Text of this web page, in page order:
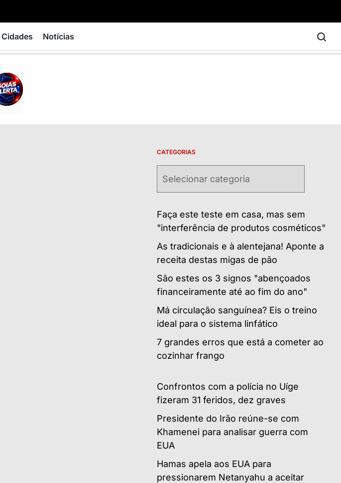
Cidades Notícias
CATEGORIAS
Faça este teste em casa, mas sem
"interferência de produtos cosméticos"
As tradicionais e à alentejana! Aponte a
receita destas migas de pão
São estes os 3 signos "abençoados
financeiramente até ao fim do ano"
Má circulação sanguínea? Eis o treino
ideal para o sistema linfático
7 grandes erros que está a cometer ao
cozinhar frango
Confrontos com a polícia no Uíge
fizeram 31 feridos, dez graves
Presidente do Irão reúne-se com
Khamenei para analisar guerra com
EUA
Hamas apela aos EUA para
pressionarem Netanyahu a aceitar